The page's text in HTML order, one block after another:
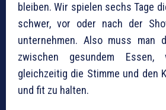
bleiben. Wir spielen sechs Tage
schwer, vor oder nach der
unternehmen. Also muss man
zwischen gesundem
gleichzeitig die Stimme und den
und fit zu halten.